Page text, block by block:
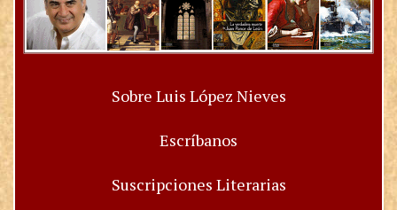
Sobre Luis López Nieves
Escríbanos
Suscripciones Literarias